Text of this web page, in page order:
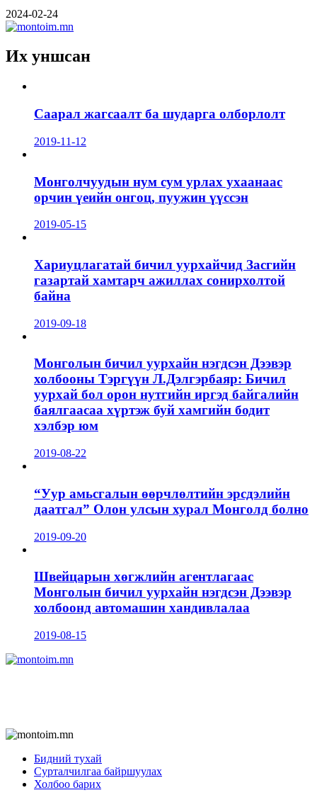
2024-02-24
Их уншсан
Саарал жагсаалт ба шударга олборлолт
2019-11-12
Монголчуудын нум сум урлах ухаанаас
орчин үеийн онгоц, пуужин үүссэн
2019-05-15
Хариуцлагатай бичил уурхайчид Засгийн
газартай хамтарч ажиллах сонирхолтой
байна
2019-09-18
Монголын бичил уурхайн нэгдсэн Дээвэр
холбооны Тэргүүн Л.Дэлгэрбаяр: Бичил
уурхай бол орон нутгийн иргэд байгалийн
баялгаасаа хүртэж буй хамгийн бодит
хэлбэр юм
2019-08-22
“Уур амьсгалын өөрчлөлтийн эрсдэлийн
даатгал” Олон улсын хурал Монголд болно
2019-09-20
Швейцарын хөгжлийн агентлагаас
Монголын бичил уурхайн нэгдсэн Дээвэр
холбоонд автомашин хандивлалаа
2019-08-15
Бидний тухай
Сурталчилгаа байршуулах
Холбоо барих